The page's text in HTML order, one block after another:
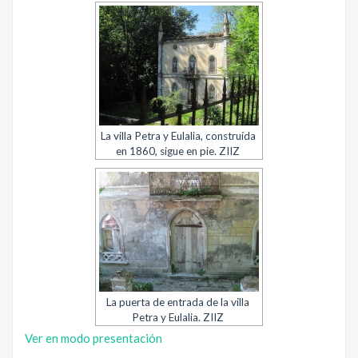
La villa Petra y Eulalia, construída
en 1860, sigue en pie. ZIIZ
La puerta de entrada de la villa
Petra y Eulalia. ZIIZ
Ver en modo presentación